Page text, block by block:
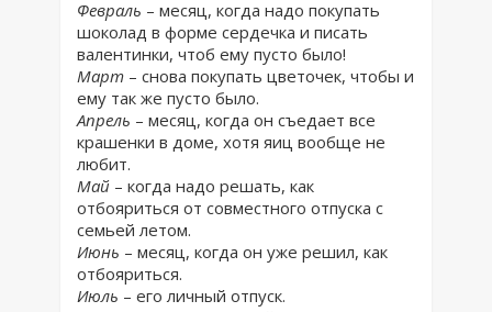
Февраль – месяц, когда надо покупать
шоколад в форме сердечка и писать
валентинки, чтоб ему пусто было!
Март – снова покупать цветочек, чтобы и
ему так же пусто было.
Апрель – месяц, когда он съедает все
крашенки в доме, хотя яиц вообще не
любит.
Май – когда надо решать, как
отбояриться от совместного отпуска с
семьей летом.
Июнь – месяц, когда он уже решил, как
отбояриться.
Июль – его личный отпуск.